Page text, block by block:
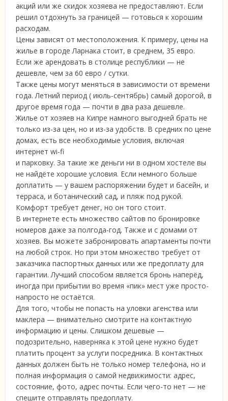
акций или же скидок хозяева не предоставляют. Если
решил отдохнуть за границей — готовься к хорошим
расходам.
Цены зависят от местоположения. К примеру, цены на
жилье в городе Ларнака стоит, в среднем, 35 евро.
Если же арендовать в столице республики — не
дешевле, чем за 60 евро / сутки.
Также цены могут меняться в зависимости от времени
года. Летний период ( июль-сентябрь) самый дорогой, в
другое время года — почти в два раза дешевле.
Жилье от хозяев на Кипре намного выгодней брать не
только из-за цен, но и из-за удобств. В средних по цене
домах, есть все необходимые условия, включая
интернет wi-fi
и парковку. За такие же деньги ни в одном хостеле вы
не найдёте хорошие условия. Если немного больше
доплатить — у вашем распоряжении будет и басейн, и
терраса, и ботанический сад, и пляж под рукой.
Комфорт требует денег, но он того стоит.
В интернете есть множество сайтов по бронировке
номеров даже за полгода-год. Также и с домами от
хозяев. Вы можете забронировать апартаменты почти
на любой строк. Но при этом множество требует от
заказчика паспортных данных или же предоплату для
гарантии. Лучший способом является бронь наперёд,
иногда при прибытии во время «пик» мест уже просто-
напросто не остаётся.
Для того, чтобы не попасть на уловки агенства или
маклера — внимательно смотрите на контактную
информацию и цены. Слишком дешевые —
подозрительно, наверняка к этой цене нужно будет
платить процент за услуги посредника. В контактных
данных должен быть не только номер телефона, но и
полная информация о самой недвижимости: адрес,
состояние, фото, адрес почты. Если чего-то нет — не
спешите отправлять предоплату.